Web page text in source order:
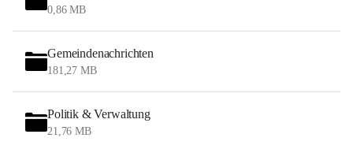
0,86 MB
Gemeindenachrichten
181,27 MB
Politik & Verwaltung
21,76 MB